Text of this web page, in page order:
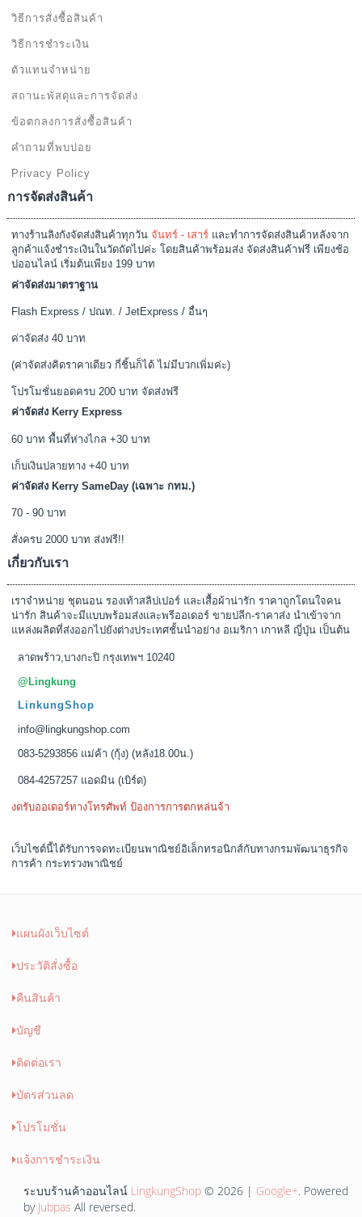
วิธีการสั่งซื้อสินค้า
วิธีการชำระเงิน
ตัวแทนจำหน่าย
สถานะพัสดุและการจัดส่ง
ข้อตกลงการสั่งซื้อสินค้า
คำถามที่พบบ่อย
Privacy Policy
การจัดส่งสินค้า
ทางร้านลิงกังจัดส่งสินค้าทุกวัน จันทร์ - เสาร์ และทำการจัดส่งสินค้าหลังจาก
ลูกค้าแจ้งชำระเงินในวัดถัดไปค่ะ โดยสินค้าพร้อมส่ง จัดส่งสินค้าฟรี เพียงช้อ
ปออนไลน์ เริ่มต้นเพียง 199 บาท
ค่าจัดส่งมาตราฐาน
Flash Express / ปณท. / JetExpress / อื่นๆ
ค่าจัดส่ง 40 บาท
(ค่าจัดส่งคิดราคาเดียว กี่ชิ้นก็ได้ ไม่มีบวกเพิ่มค่ะ)
โปรโมชั่นยอดครบ 200 บาท จัดส่งฟรี
ค่าจัดส่ง Kerry Express
60 บาท พื้นที่ห่างไกล +30 บาท
เก็บเงินปลายทาง +40 บาท
ค่าจัดส่ง Kerry SameDay (เฉพาะ กทม.)
70 - 90 บาท
สั่งครบ 2000 บาท ส่งฟรี!!
เกี่ยวกับเรา
เราจำหน่าย ชุดนอน รองเท้าสลิปเปอร์ และเสื้อผ้าน่ารัก ราคาถูกโดนใจคน
น่ารัก สินค้าจะมีแบบพร้อมส่งและพรีออเดอร์ ขายปลีก-ราคาส่ง นำเข้าจาก
แหล่งผลิตที่ส่งออกไปยังต่างประเทศชั้นนำอย่าง อเมริกา เกาหลี ญี่ปุ่น เป็นต้น
ลาดพร้าว,บางกะปิ กรุงเทพฯ 10240
@Lingkung
LinkungShop
info@lingkungshop.com
083-5293856 แม่ค้า (กุ้ง) (หลัง18.00น.)
084-4257257 แอดมิน (เบิร์ด)
งดรับออเดอร์ทางโทรศัพท์ ป้องการการตกหล่นจ้า
เว็บไซต์นี้ได้รับการจดทะเบียนพาณิชย์อิเล็กทรอนิกส์กับทางกรมพัฒนาธุรกิจ
การค้า กระทรวงพาณิชย์
แผนผังเว็บไซต์
ประวัติสั่งซื้อ
คืนสินค้า
บัญชี
ติดต่อเรา
บัตรส่วนลด
โปรโมชั่น
แจ้งการชำระเงิน
ระบบร้านค้าออนไลน์ LingkungShop © 2026 | Google+. Powered
by Jubpas All reversed.